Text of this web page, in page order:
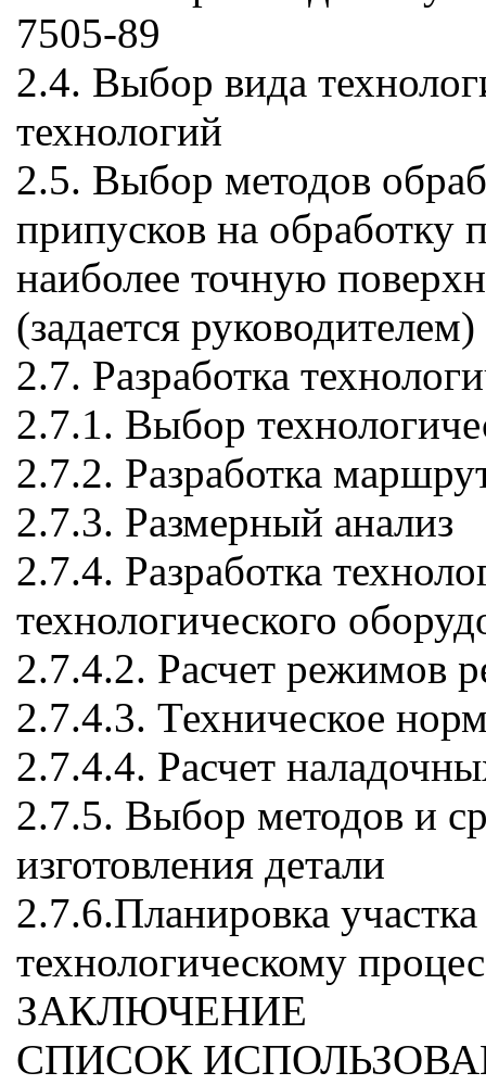
7505-89
2.4. Выбор вида
технологий
2.5. Выбор методов
припусков на обработку
наиболее точную
(задается руководителем)
2.7. Разработка
2.7.1. Выбор
2.7.2. Разработка
2.7.3. Размерный анализ
2.7.4. Разработка
технологического
2.7.4.2. Расчет режимов
2.7.4.3. Техническое
2.7.4.4. Расчет
2.7.5. Выбор методов и
изготовления детали
2.7.6.Планировка
технологическому
ЗАКЛЮЧЕНИЕ
СПИСОК